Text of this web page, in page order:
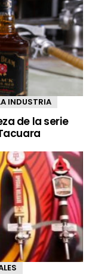
INDUSTRIA
de la serie